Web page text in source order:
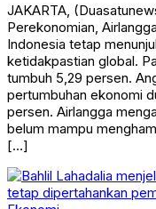
JAKARTA,
Perekonomian,
Indonesia tetap
ketidakpastian global.
tumbuh 5,29 persen.
pertumbuhan ekonomi
persen. Airlangga
belum mampu
[…]